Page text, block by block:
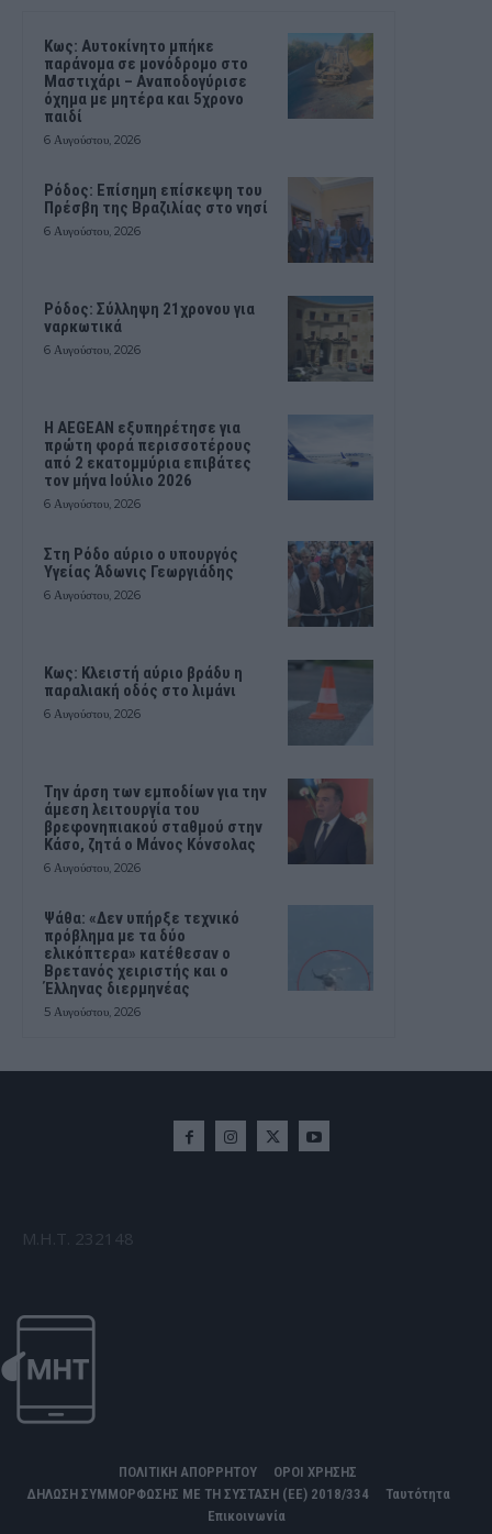
Kως: Αυτοκίνητο μπήκε
παράνομα σε μονόδρομο στο
Μαστιχάρι – Αναποδογύρισε
όχημα με μητέρα και 5χρονο
παιδί
6 Αυγούστου, 2026
Ρόδος: Επίσημη επίσκεψη του
Πρέσβη της Βραζιλίας στο νησί
6 Αυγούστου, 2026
Ρόδος: Σύλληψη 21χρονου για
ναρκωτικά
6 Αυγούστου, 2026
Η AEGEAN εξυπηρέτησε για
πρώτη φορά περισσοτέρους
από 2 εκατομμύρια επιβάτες
τον μήνα Ιούλιο 2026
6 Αυγούστου, 2026
Στη Ρόδο αύριο ο υπουργός
Υγείας Άδωνις Γεωργιάδης
6 Αυγούστου, 2026
Κως: Κλειστή αύριο βράδυ η
παραλιακή οδός στο λιμάνι
6 Αυγούστου, 2026
Την άρση των εμποδίων για την
άμεση λειτουργία του
βρεφονηπιακού σταθμού στην
Κάσο, ζητά ο Μάνος Κόνσολας
6 Αυγούστου, 2026
Ψάθα: «Δεν υπήρξε τεχνικό
πρόβλημα με τα δύο
ελικόπτερα» κατέθεσαν ο
Βρετανός χειριστής και ο
Έλληνας διερμηνέας
5 Αυγούστου, 2026
Μ.Η.Τ. 232148
ΠΟΛΙΤΙΚΗ ΑΠΟΡΡΗΤΟΥ
ΟΡΟΙ ΧΡΗΣΗΣ
ΔΗΛΩΣΗ ΣΥΜΜΟΡΦΩΣΗΣ ΜΕ ΤΗ ΣΥΣΤΑΣΗ (ΕΕ) 2018/334
Ταυτότητα
Επικοινωνία